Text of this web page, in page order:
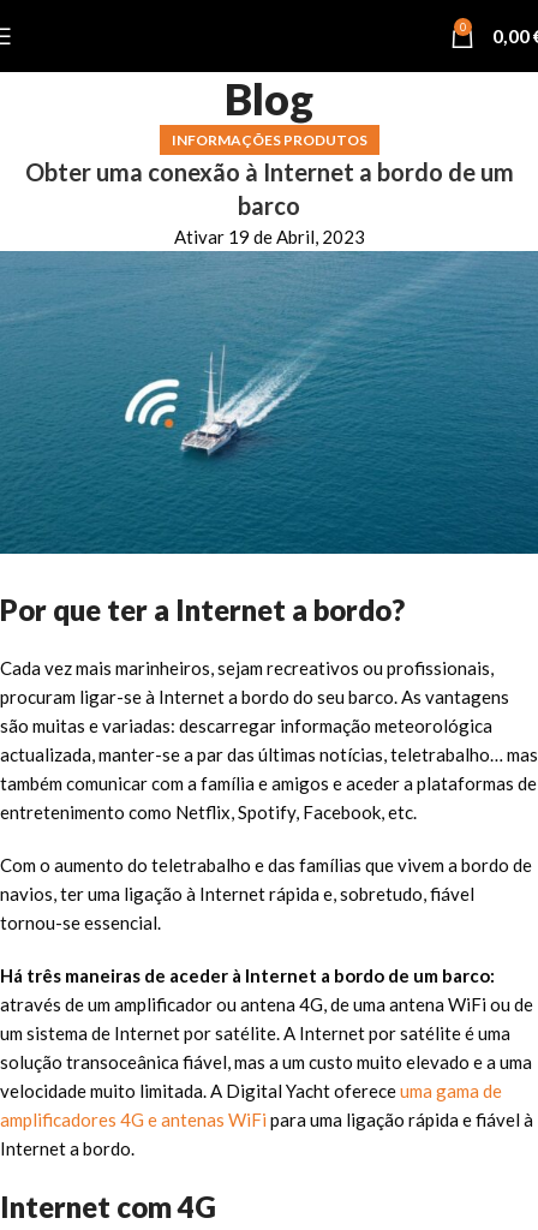
0 0,00
Blog
INFORMAÇÕES PRODUTOS
Obter uma conexão à Internet a bordo de um
barco
Ativar 19 de Abril, 2023
Por que ter a Internet a bordo?
Cada vez mais marinheiros, sejam recreativos ou profissionais,
procuram ligar-se à Internet a bordo do seu barco. As vantagens
são muitas e variadas: descarregar informação meteorológica
actualizada, manter-se a par das últimas notícias, teletrabalho… mas
também comunicar com a família e amigos e aceder a plataformas de
entretenimento como Netflix, Spotify, Facebook, etc.
Com o aumento do teletrabalho e das famílias que vivem a bordo de
navios, ter uma ligação à Internet rápida e, sobretudo, fiável
tornou-se essencial.
Há três maneiras de aceder à Internet a bordo de um barco:
através de um amplificador ou antena 4G, de uma antena WiFi ou de
um sistema de Internet por satélite. A Internet por satélite é uma
solução transoceânica fiável, mas a um custo muito elevado e a uma
velocidade muito limitada. A Digital Yacht ofereceuma gama de
amplificadores 4G e antenas WiFi para uma ligação rápida e fiável à
Internet a bordo.
Internet com 4G